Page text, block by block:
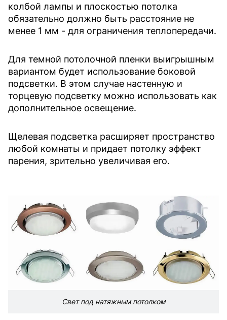
колбой лампы и плоскостью потолка
обязательно должно быть расстояние не
менее 1 мм - для ограничения теплопередачи.
Для темной потолочной пленки выигрышным
вариантом будет использование боковой
подсветки. В этом случае настенную и
торцевую подсветку можно использовать как
дополнительное освещение.
Щелевая подсветка расширяет пространство
любой комнаты и придает потолку эффект
парения, зрительно увеличивая его.
Свет под натяжным потолком